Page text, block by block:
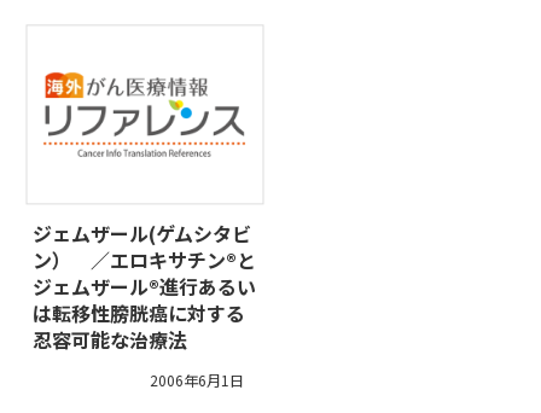
ジェムザール(ゲムシタビ
ン） ／エロキサチン®と
ジェムザール®進行あるい
は転移性膀胱癌に対する
忍容可能な治療法
2006年6月1日